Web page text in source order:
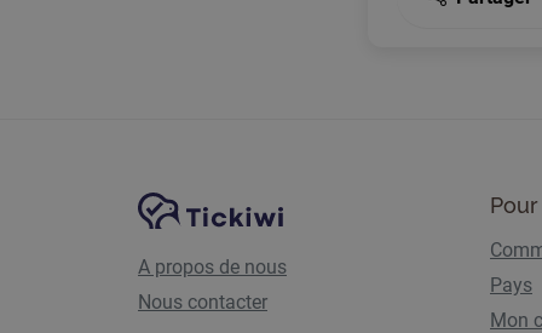
Navigation du sitePlate-forme Tickiwi
A propos de nous
Nous contacter
Pays
Mon